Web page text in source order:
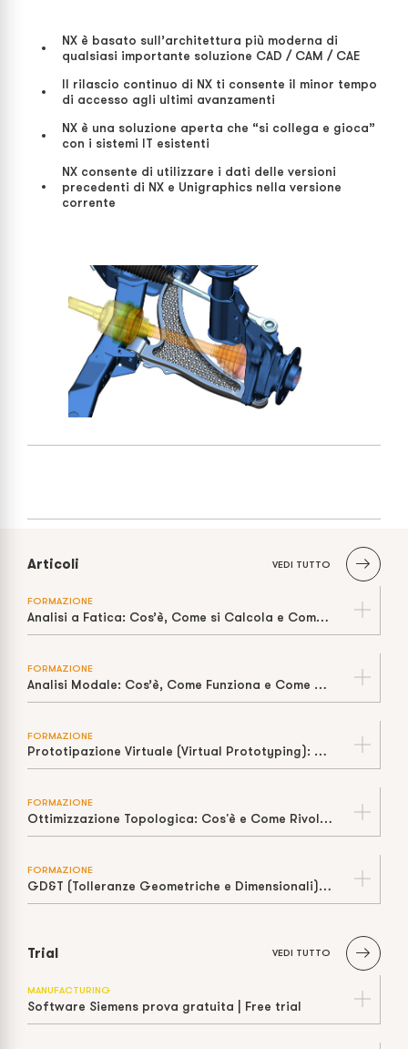
NX è basato sull’architettura più moderna di
qualsiasi importante soluzione CAD / CAM / CAE
Il rilascio continuo di NX ti consente il minor tempo
di accesso agli ultimi avanzamenti
NX è una soluzione aperta che “si collega e gioca”
con i sistemi IT esistenti
NX consente di utilizzare i dati delle versioni
precedenti di NX e Unigraphics nella versione
corrente
Articoli VEDI TUTTO
FORMAZIONE
Analisi a Fatica: Cos’è, Come si Calcola e Come Stimare la Vita a Cicli
FORMAZIONE
Analisi Modale: Cos’è, Come Funziona e Come Prevenire la Risonanza
FORMAZIONE
Prototipazione Virtuale (Virtual Prototyping): Cos’è, Come Funziona e Perché Riduce Tempi e Costi
FORMAZIONE
Ottimizzazione Topologica: Cos'è e Come Rivoluziona il Design
FORMAZIONE
GD&T (Tolleranze Geometriche e Dimensionali): Cos'è e Perché è Fondamentale
Trial VEDI TUTTO
MANUFACTURING
Software Siemens prova gratuita | Free trial